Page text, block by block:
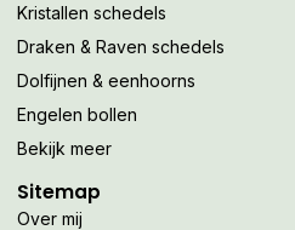
Kristallen schedels
Draken & Raven schedels
Dolfijnen & eenhoorns
Engelen bollen
Bekijk meer
Sitemap
Over mij